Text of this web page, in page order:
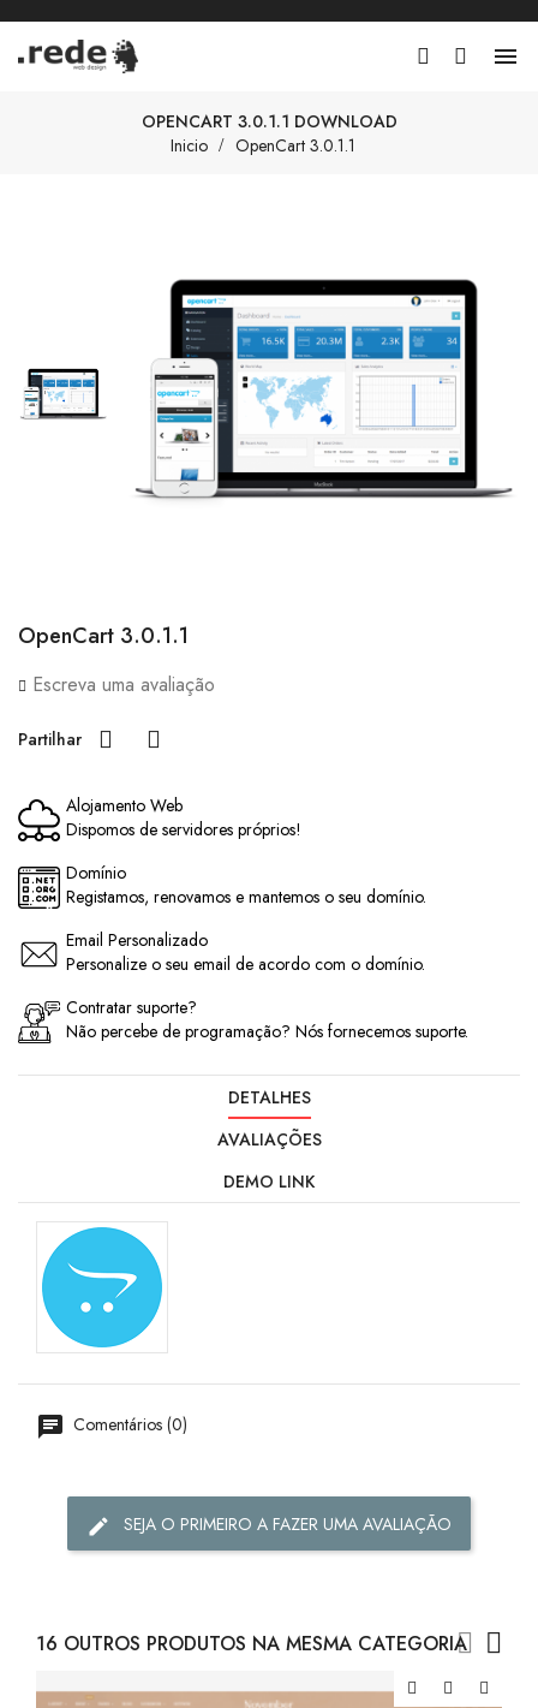

OPENCART 3.0.1.1 DOWNLOAD
Inicio
OpenCart 3.0.1.1
OpenCart 3.0.1.1
Escreva uma avaliação
Partilhar
Alojamento Web
Dispomos de servidores próprios!
Domínio
Registamos, renovamos e mantemos o seu domínio.
Email Personalizado
Personalize o seu email de acordo com o domínio.
Contratar suporte?
Não percebe de programação? Nós fornecemos suporte.
DETALHES
AVALIAÇÕES
DEMO LINK
Comentários (0)
SEJA O PRIMEIRO A FAZER UMA AVALIAÇÃO
16 OUTROS PRODUTOS NA MESMA CATEGORIA